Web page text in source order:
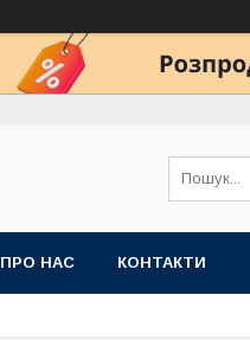
ПРО НАС КОНТАКТИ